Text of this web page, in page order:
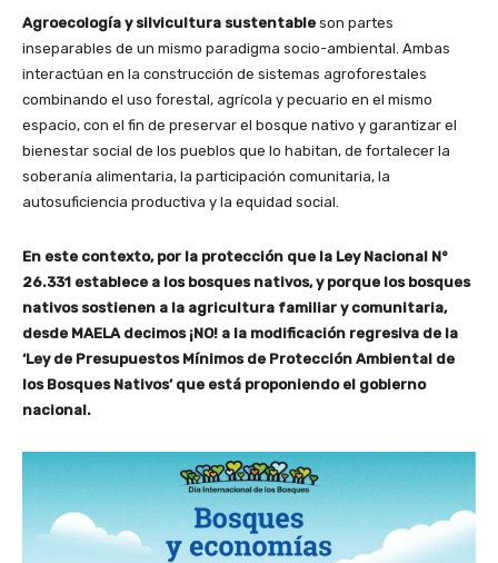
Agroecología y silvicultura sustentable son partes
inseparables de un mismo paradigma socio-ambiental. Ambas
interactúan en la construcción de sistemas agroforestales
combinando el uso forestal, agrícola y pecuario en el mismo
espacio, con el fin de preservar el bosque nativo y garantizar el
bienestar social de los pueblos que lo habitan, de fortalecer la
soberanía alimentaria, la participación comunitaria, la
autosuficiencia productiva y la equidad social.
En este contexto, por la protección que la Ley Nacional N°
26.331 establece a los bosques nativos, y porque los bosques
nativos sostienen a la agricultura familiar y comunitaria,
desde MAELA decimos ¡NO! a la modificación regresiva de la
‘Ley de Presupuestos Mínimos de Protección Ambiental de
los Bosques Nativos’ que está proponiendo el gobierno
nacional.